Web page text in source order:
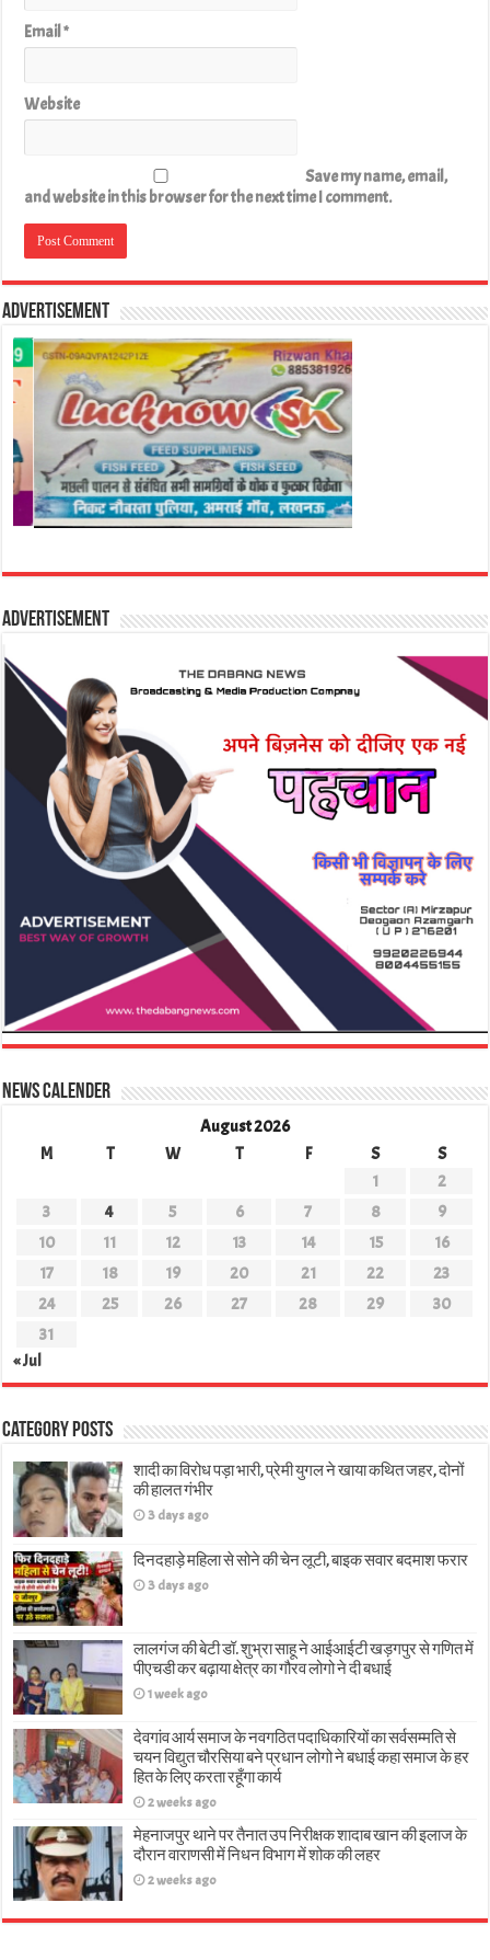
Email*
Website
Save my name, email,
and website in this browser for the next time I comment.
Advertisement
Advertisement
News Calender
August 2026
M
T W T F S
S
1
2
3
4 5 6 7 8
9
10
11 12 13 14 15
16
17
18 19 20 21 22
23
24
25 26 27 28 29
30
31
« Jul
Category Posts
शादी का विरोध पड़ा भारी, प्रेमी युगल ने खाया कथित जहर, दोनों
की हालत गंभीर
3 days ago
दिनदहाड़े महिला से सोने की चेन लूटी, बाइक सवार बदमाश फरार
3 days ago
लालगंज की बेटी डॉ. शुभ्रा साहू ने आईआईटी खड़गपुर से गणित में
पीएचडी कर बढ़ाया क्षेत्र का गौरव लोगो ने दी बधाई
1 week ago
देवगांव आर्य समाज के नवगठित पदाधिकारियों का सर्वसम्मति से
चयन विद्युत चौरसिया बने प्रधान लोगो ने बधाई कहा समाज के हर
हित के लिए करता रहूँगा कार्य
2 weeks ago
मेहनाजपुर थाने पर तैनात उप निरीक्षक शादाब खान की इलाज के
दौरान वाराणसी में निधन विभाग में शोक की लहर
2 weeks ago